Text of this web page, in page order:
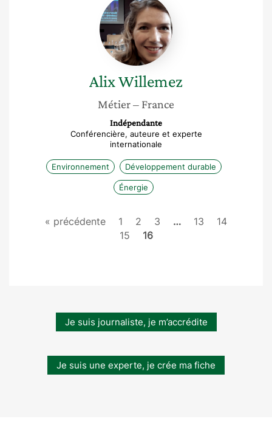
Willemez
AlixWillemez
Métier– France
Indépendante
Conférencière, auteure et experte
internationale
Environnement Développement durable
Énergie
« précédente 1 2 3 … 13
14
15
16
Je suis journaliste, je m’accrédite
Je suis une experte, je crée ma fiche